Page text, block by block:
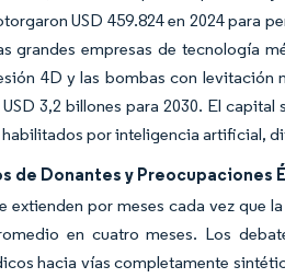
USD 459.824 en 2024 para
grandes empresas de tecnología
4D y las bombas con
3,2 billones para 2030. El
por inteligencia artificial,
de Donantes y Preocupaciones
extienden por meses cada vez que
en cuatro meses. Los
hacia vías completamente